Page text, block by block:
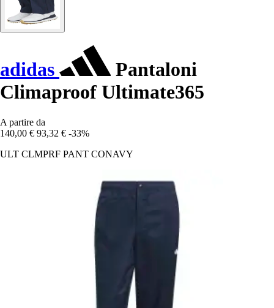
adidas
Pantaloni
Climaproof Ultimate365
A partire da
140,00 € 93,32 € -33%
ULT CLMPRF PANT CONAVY